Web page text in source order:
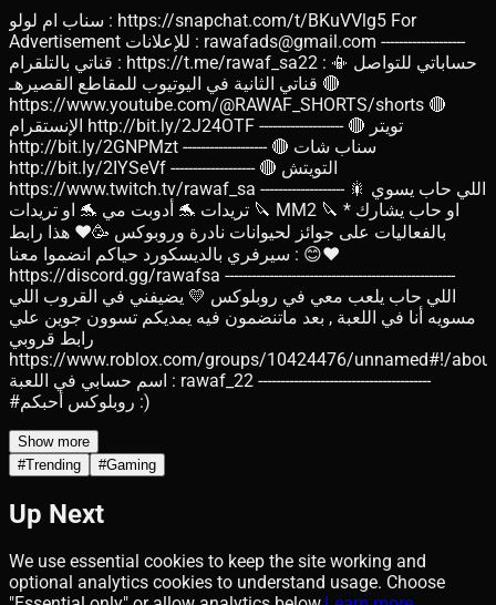
سناب ام لولو : https://snapchat.com/t/BKuVVlg5 For
Advertisement للإعلانات : rawafads@gmail.com -------------------
قناتي بالتلقرام : https://t.me/rawaf_sa22 حساباتي للتواصل 📳 :
🔴 قناتي الثانية في اليوتيوب للمقاطع القصيرهـ
https://www.youtube.com/@RAWAF_SHORTS/shorts 🔴
الإنستقرام http://bit.ly/2J24OTF ------------------- 🔴 تويتر
http://bit.ly/2GNPMzt ------------------- 🔴 سناب شات
http://bit.ly/2IYSeVf ------------------- 🔴 التويتش
https://www.twitch.tv/rawaf_sa ------------------- 🎇 اللي حاب يسوي
تريدات 🐬 أدوبت مي 🐬 او تريدات 🔪 MM2 🔪 * او حاب يشارك
بالفعاليات على جوائز لحيوانات نادرة وروبوكس 🥳❤ هذا رابط
سيرفري بالديسكورد حياكم انضموا معنا : 😊♥
https://discord.gg/rawafsa ----------------------------------------------------
اللي حاب يلعب معي في روبلوكس 💛 يضيفني في القروب اللي
مسويه أنا في اللعبة , بعد ماتنضمون فيه يمديكم تسوون جوين علي
رابط قروبي
https://www.roblox.com/groups/10424476/unnamed#!/about
اسم حسابي في اللعبة : rawaf_22 ---------------------------------------
#روبلوكس أحبكم :)
Show more
#Trending #Gaming
Up Next
We use essential cookies to keep the site working and
optional analytics cookies to understand usage. Choose